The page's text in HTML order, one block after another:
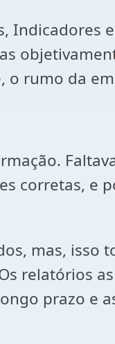
Indicadores
o rumo da
corretas, e
mas, isso
relatórios as
prazo e